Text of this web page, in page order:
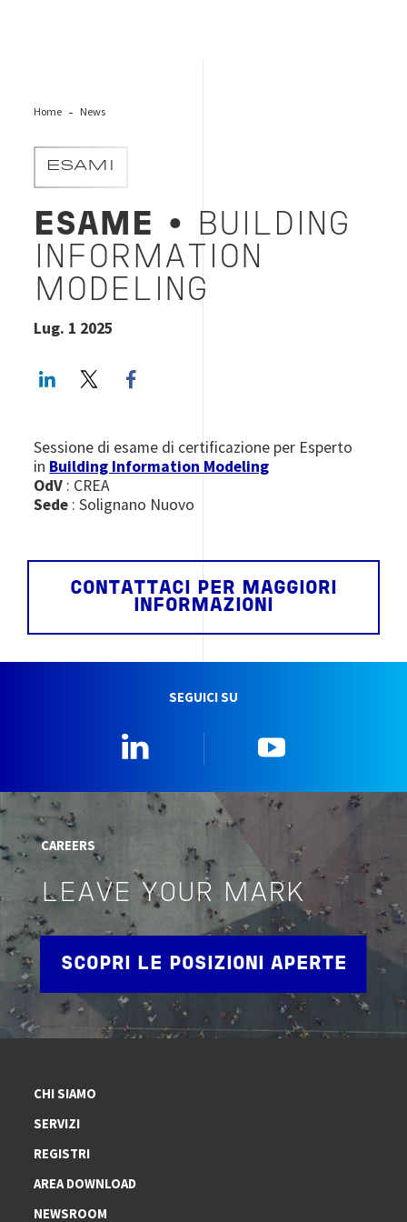
Home News
ESAMI
ESAME
• BUILDING
INFORMATION
MODELING
Lug. 1 2025
LinkedInTwitter
Sessione di esame di certificazione per Esperto
in Building Information Modeling
OdV : CREA
Sede : Solignano Nuovo
CONTATTACI PER MAGGIORI
INFORMAZIONI
SEGUICI SU
CAREERS
LEAVE YOUR MARK
SCOPRI LE POSIZIONI APERTE
CHI SIAMO
SERVIZI
REGISTRI
AREA DOWNLOAD
NEWSROOM